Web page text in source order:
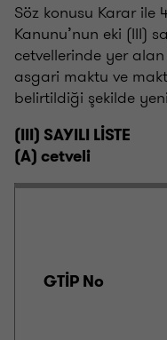
Söz konusu Karar ile
Kanunu’nun eki (III)
cetvellerinde yer
asgari maktu ve
belirtildiği şekilde
(III) SAYILI LİSTE
(A) cetveli
GTİP No